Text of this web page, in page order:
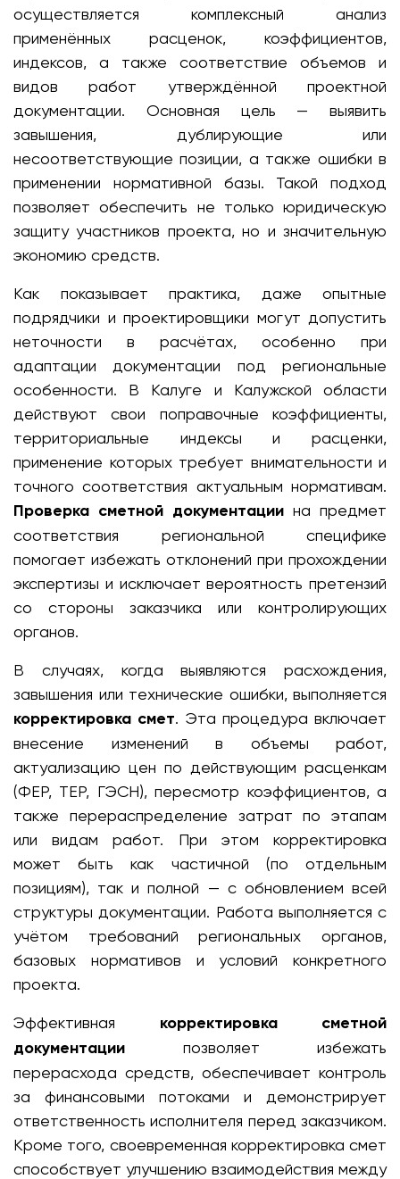
осуществляется комплексный анализ
применённых расценок, коэффициентов,
индексов, а также соответствие объемов и
видов работ утверждённой проектной
документации. Основная цель — выявить
завышения, дублирующие или
несоответствующие позиции, а также ошибки в
применении нормативной базы. Такой подход
позволяет обеспечить не только юридическую
защиту участников проекта, но и значительную
экономию средств.
Как показывает практика, даже опытные
подрядчики и проектировщики могут допустить
неточности в расчётах, особенно при
адаптации документации под региональные
особенности. В Калуге и Калужской области
действуют свои поправочные коэффициенты,
территориальные индексы и расценки,
применение которых требует внимательности и
точного соответствия актуальным нормативам.
Проверка сметной документации на предмет
соответствия региональной специфике
помогает избежать отклонений при прохождении
экспертизы и исключает вероятность претензий
со стороны заказчика или контролирующих
органов.
В случаях, когда выявляются расхождения,
завышения или технические ошибки, выполняется
корректировка смет. Эта процедура включает
внесение изменений в объемы работ,
актуализацию цен по действующим расценкам
(ФЕР, ТЕР, ГЭСН), пересмотр коэффициентов, а
также перераспределение затрат по этапам
или видам работ. При этом корректировка
может быть как частичной (по отдельным
позициям), так и полной — с обновлением всей
структуры документации. Работа выполняется с
учётом требований региональных органов,
базовых нормативов и условий конкретного
проекта.
Эффективная корректировка сметной
документации позволяет избежать
перерасхода средств, обеспечивает контроль
за финансовыми потоками и демонстрирует
ответственность исполнителя перед заказчиком.
Кроме того, своевременная корректировка смет
способствует улучшению взаимодействия между